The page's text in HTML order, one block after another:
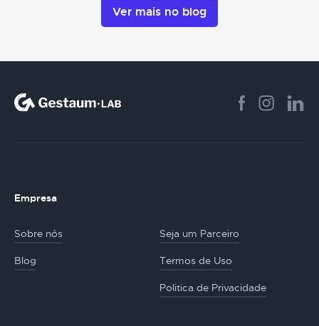
Ver mais no blog
Empresa
Sobre nós Seja um Parceiro
Blog Termos de Uso
Politica de Privacidade